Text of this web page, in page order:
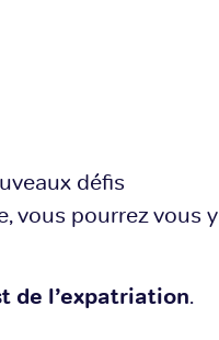
défis
vous pourrez vous y
de l’expatriation.